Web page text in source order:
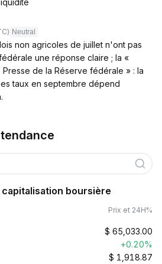
Neutral
non agricoles de juillet n'ont pas
une réponse claire ; la «
de la Réserve fédérale » : la
taux en septembre dépend
boursière
Prix et 24H%
$ 65,033.00
+0.20%
$ 1,918.87